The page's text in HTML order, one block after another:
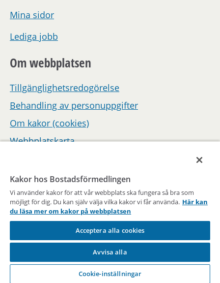
Mina sidor
Lediga jobb
Om webbplatsen
Tillgänglighetsredogörelse
Behandling av personuppgifter
Om kakor (cookies)
Webbplatskarta
En del av Stockholms stad
Kakor hos Bostadsförmedlingen
Vi använder kakor för att vår webbplats ska fungera så bra som
möjligt för dig. Du kan själv välja vilka kakor vi får använda. Här kan
du läsa mer om kakor på webbplatsen
Acceptera alla cookies
Avvisa alla
Cookie-inställningar